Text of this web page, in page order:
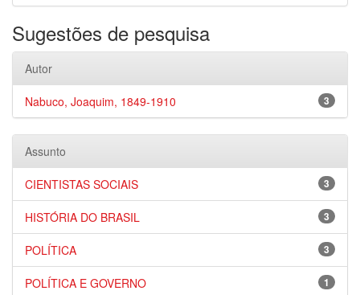
Sugestões de pesquisa
Autor
3
Nabuco, Joaquim, 1849-1910
Assunto
3
CIENTISTAS SOCIAIS
3
HISTÓRIA DO BRASIL
3
POLÍTICA
1
POLÍTICA E GOVERNO